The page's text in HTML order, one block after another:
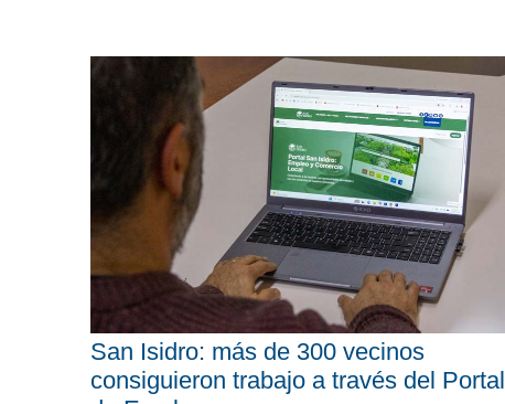
San Isidro: más de 300 vecinos
consiguieron trabajo a través del Portal